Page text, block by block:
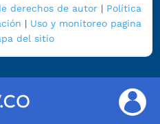
derechos de autor| Política
| Uso y monitoreo pagina
del sitio